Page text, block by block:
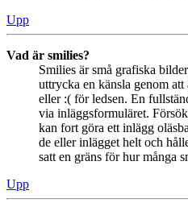
Upp
Vad är smilies?
Smilies är små grafiska
uttrycka en känsla genom
eller :( för ledsen. En
via inläggsformuläret.
kan fort göra ett inlägg
de eller inlägget helt och
satt en gräns för hur många
Upp